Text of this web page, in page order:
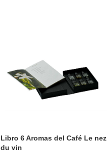
Libro 6 Aromas del Café Le nez
du vin